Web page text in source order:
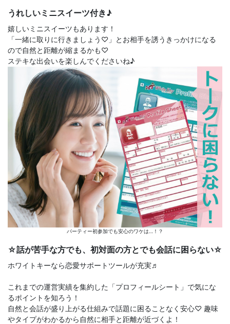
うれしいミニスイーツ付き♪
嬉しいミニスイーツもあります！
「一緒に取りに行きましょう♡」とお相手を誘うきっかけになる
ので自然と距離が縮まるかも♡
ステキな出会いを楽しんでくださいね♪
パーティー初参加でも安心のワケは…！？
☆話が苦手な方でも、初対面の方とでも会話に困らない☆
ホワイトキーなら恋愛サポートツールが充実♬
これまでの運営実績を集約した「プロフィールシート」で気にな
るポイントを知ろう！
自然と会話が盛り上がる仕組みで話題に困ることなく安心♡ 趣味
やタイプがわかるから自然に相手と距離が近づくよ！